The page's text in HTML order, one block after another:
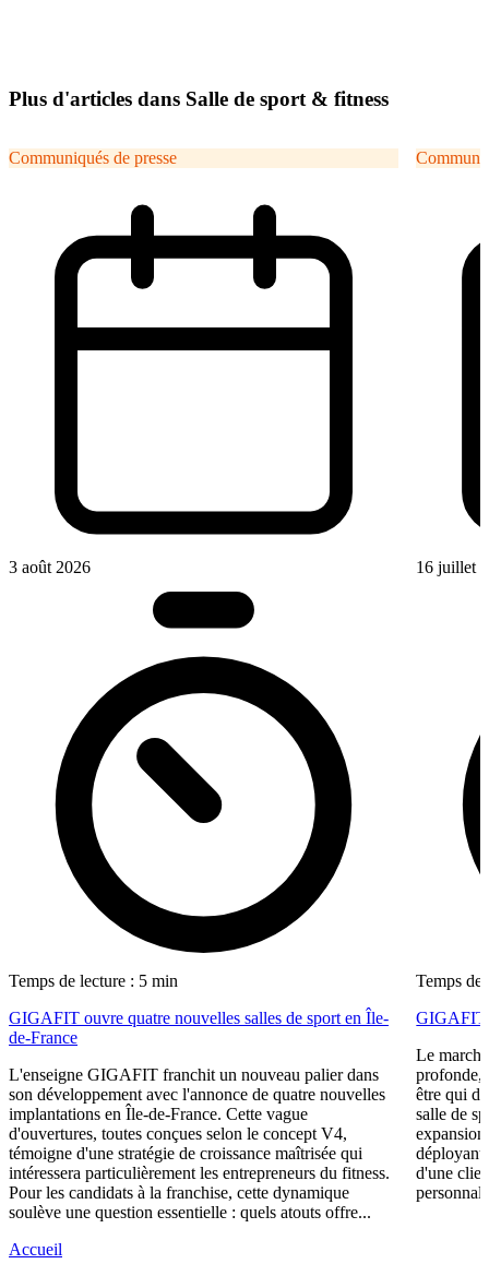
Plus d'articles dans Salle de sport & fitness
Communiqués de presse
3 août 2026
Temps de lecture : 5 min
GIGAFIT ouvre quatre nouvelles salles de sport en Île-
de-France
L'enseigne GIGAFIT franchit un nouveau palier dans
son développement avec l'annonce de quatre nouvelles
implantations en Île-de-France. Cette vague
d'ouvertures, toutes conçues selon le concept V4,
témoigne d'une stratégie de croissance maîtrisée qui
intéressera particulièrement les entrepreneurs du fitness.
Pour les candidats à la franchise, cette dynamique
soulève une question essentielle : quels atouts offre...
16 juillet
Temps de
GIGAFIT
Le
profonde,
être qui
salle de
déployant
d'une
Accueil